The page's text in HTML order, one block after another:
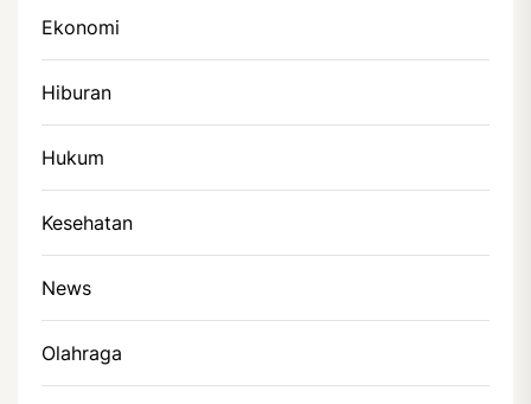
Ekonomi
Hiburan
Hukum
Kesehatan
News
Olahraga